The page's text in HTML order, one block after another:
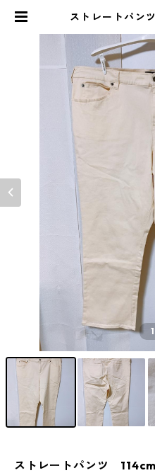
ストレートパ
1
ストレートパンツ